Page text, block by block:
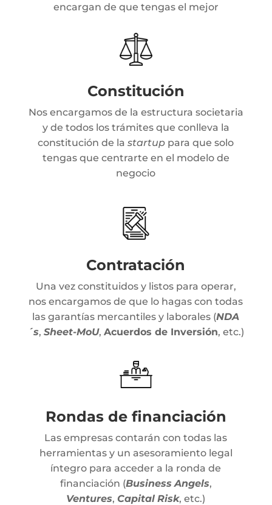
encargan de que tengas el mejor
Constitución
Nos encargamos de la estructura societaria
y de todos los trámites que conlleva la
constitución de lastartup para que solo
tengas que centrarte en el modelo de
negocio
Contratación
Una vez constituidos y listos para operar,
nos encargamos de que lo hagas con todas
las garantías mercantiles y laborales (NDA
´s,Sheet-MoU,Acuerdos de Inversión, etc.)
Rondas de financiación
Las empresas contarán con todas las
herramientas y un asesoramiento legal
íntegro para acceder a la ronda de
financiación (Business Angels,
Ventures,Capital Risk, etc.)